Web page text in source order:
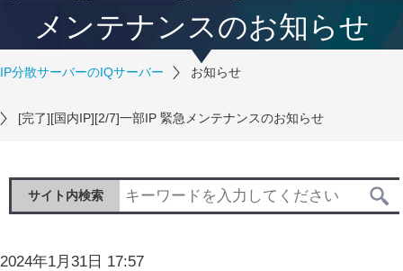
メンテナンスのお知らせ
IP分散サーバーのIQサーバー お知らせ
[完了][国内IP][2/7]一部IP 緊急メンテナンスのお知らせ
サイト内検索
2024年1月31日 17:57